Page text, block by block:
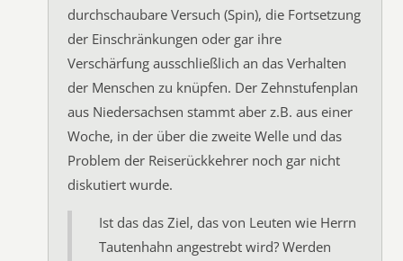
durchschaubare Versuch (Spin), die Fortsetzung
der Einschränkungen oder gar ihre
Verschärfung ausschließlich an das Verhalten
der Menschen zu knüpfen. Der Zehnstufenplan
aus Niedersachsen stammt aber z.B. aus einer
Woche, in der über die zweite Welle und das
Problem der Reiserückkehrer noch gar nicht
diskutiert wurde.
Ist das das Ziel, das von Leuten wie Herrn
Tautenhahn angestrebt wird? Werden